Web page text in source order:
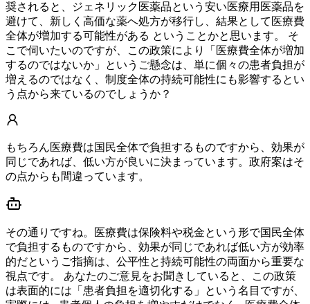
奨されると、ジェネリック医薬品という安い医療用医薬品を
避けて、新しく高価な薬へ処方が移行し、結果として医療費
全体が増加する可能性がある ということかと思います。 そ
こで伺いたいのですが、この政策により「医療費全体が増加
するのではないか」というご懸念は、単に個々の患者負担が
増えるのではなく、制度全体の持続可能性にも影響するとい
う点から来ているのでしょうか？
もちろん医療費は国民全体で負担するものですから、効果が
同じであれば、低い方が良いに決まっています。政府案はそ
の点からも間違っています。
その通りですね。医療費は保険料や税金という形で国民全体
で負担するものですから、効果が同じであれば低い方が効率
的だというご指摘は、公平性と持続可能性の両面から重要な
視点です。 あなたのご意見をお聞きしていると、この政策
は表面的には「患者負担を適切化する」という名目ですが、